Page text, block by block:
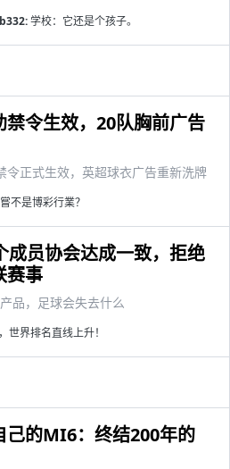
学校：它还是个孩子。
禁令生效，20队胸前广告
令正式生效，英超球衣广告重新洗牌
不是博彩行業？
成员协会达成一致，拒绝
赛事
品，足球会失去什么
世界排名直线上升！
己的MI6：终结200年的